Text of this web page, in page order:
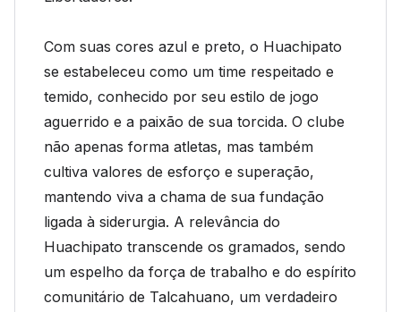
Com suas cores azul e preto, o Huachipato
se estabeleceu como um time respeitado e
temido, conhecido por seu estilo de jogo
aguerrido e a paixão de sua torcida. O clube
não apenas forma atletas, mas também
cultiva valores de esforço e superação,
mantendo viva a chama de sua fundação
ligada à siderurgia. A relevância do
Huachipato transcende os gramados, sendo
um espelho da força de trabalho e do espírito
comunitário de Talcahuano, um verdadeiro